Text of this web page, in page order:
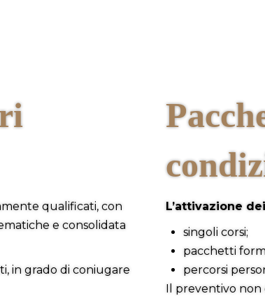
qualificati, con
e consolidata
in grado di coniugare
L’attivazione
singoli corsi;
pacchetti
percorsi
Il preventivo non